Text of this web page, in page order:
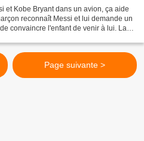
et Kobe Bryant dans un avion, ça aide
reconnaît Messi et lui demande un
convaincre l'enfant de venir à lui. La
Page suivante >